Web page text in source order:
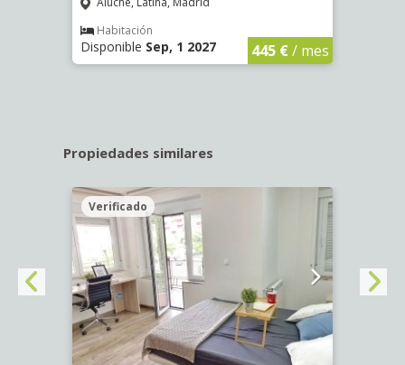
Habitación
Disponible Sep, 1 2027 445 €/ mes
Propiedades similares
Verificado